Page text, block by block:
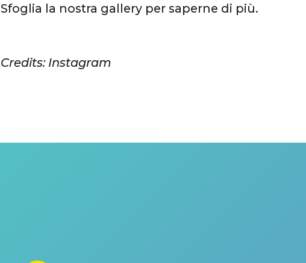
Sfoglia la nostra gallery per saperne di più.
Credits: Instagram